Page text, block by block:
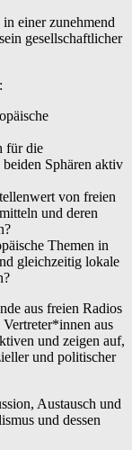
einer zunehmend
gesellschaftlicher
für die
Sphären aktiv
von freien
und deren
Themen in
gleichzeitig lokale
aus freien Radios
aus
und zeigen auf,
und politischer
Austausch und
und dessen